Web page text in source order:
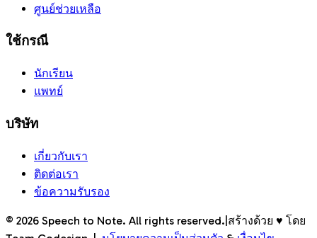
ศูนย์ช่วยเหลือ
ใช้กรณี
นักเรียน
แพทย์
บริษัท
เกี่ยวกับเรา
ติดต่อเรา
ข้อความรับรอง
© 2026 Speech to Note. All rights reserved. สร้างด้วย ♥ โดย